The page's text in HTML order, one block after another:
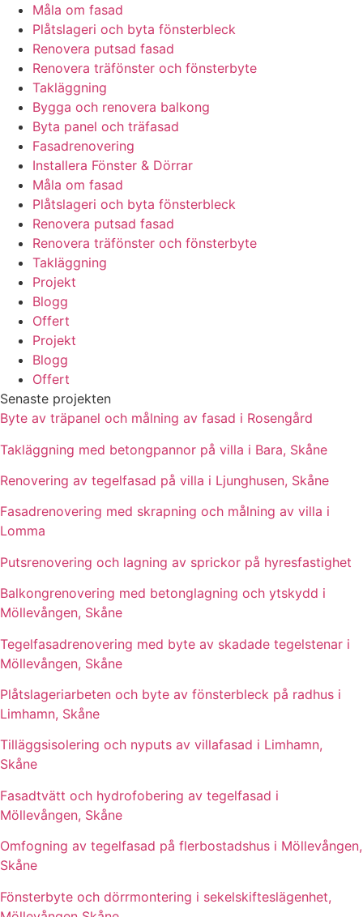
Måla om fasad
Plåtslageri och byta fönsterbleck
Renovera putsad fasad
Renovera träfönster och fönsterbyte
Takläggning
Bygga och renovera balkong
Byta panel och träfasad
Fasadrenovering
Installera Fönster & Dörrar
Måla om fasad
Plåtslageri och byta fönsterbleck
Renovera putsad fasad
Renovera träfönster och fönsterbyte
Takläggning
Projekt
Blogg
Offert
Projekt
Blogg
Offert
Senaste projekten
Byte av träpanel och målning av fasad i Rosengård
Takläggning med betongpannor på villa i Bara, Skåne
Renovering av tegelfasad på villa i Ljunghusen, Skåne
Fasadrenovering med skrapning och målning av villa i
Lomma
Putsrenovering och lagning av sprickor på hyresfastighet
Balkongrenovering med betonglagning och ytskydd i
Möllevången, Skåne
Tegelfasadrenovering med byte av skadade tegelstenar i
Möllevången, Skåne
Plåtslageriarbeten och byte av fönsterbleck på radhus i
Limhamn, Skåne
Tilläggsisolering och nyputs av villafasad i Limhamn,
Skåne
Fasadtvätt och hydrofobering av tegelfasad i
Möllevången, Skåne
Omfogning av tegelfasad på flerbostadshus i Möllevången,
Skåne
Fönsterbyte och dörrmontering i sekelskifteslägenhet,